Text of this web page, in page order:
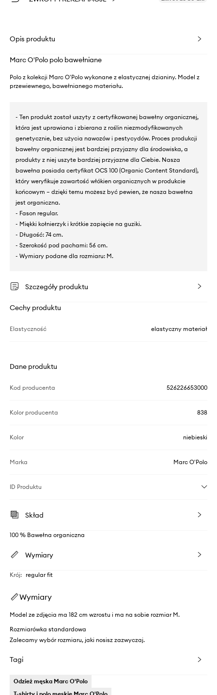
Opis produktu
Marc O'Polo polo bawełniane
Polo z kolekcji Marc O'Polo wykonane z elastycznej dzianiny. Model z
przewiewnego, bawełnianego materiału.
- Ten produkt został uszyty z certyfikowanej bawełny organicznej,
która jest uprawiana i zbierana z roślin niezmodyfikowanych
genetycznie, bez użycia nawozów i pestycydów. Proces produkcji
bawełny organicznej jest bardziej przyjazny dla środowiska, a
produkty z niej uszyte bardziej przyjazne dla Ciebie. Nasza
bawełna posiada certyfikat OCS 100 (Organic Content Standard),
który weryfikuje zawartość włókien organicznych w produkcie
końcowym – dzięki temu możesz być pewien, że nasza bawełna
jest organiczna.
- Fason regular.
- Miękki kołnierzyk i krótkie zapięcie na guziki.
- Długość: 74 cm.
- Szerokość pod pachami: 56 cm.
- Wymiary podane dla rozmiaru: M.
Szczegóły produktu
Cechy produktu
Elastyczność elastyczny materiał
Dane produktu
Kod producenta 526226653000
Kolor producenta 838
Kolor niebieski
Marka Marc O'Polo
ID Produktu
Skład
100 % Bawełna organiczna
Wymiary
Krój: regular fit
Wymiary
Model ze zdjęcia ma 182 cm wzrostu i ma na sobie rozmiar M.
Rozmiarówka standardowa
Zalecamy wybór rozmiaru, jaki nosisz zazwyczaj.
Tagi
Odzież męska Marc O'Polo